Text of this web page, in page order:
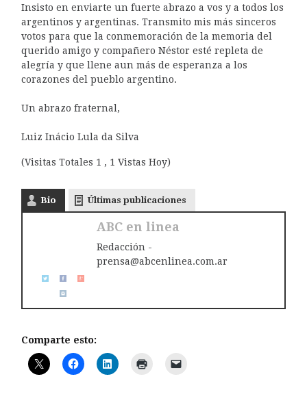
Insisto en enviarte un fuerte abrazo a vos y a todos los
argentinos y argentinas. Transmito mis más sinceros
votos para que la conmemoración de la memoria del
querido amigo y compañero Néstor esté repleta de
alegría y que llene aun más de esperanza a los
corazones del pueblo argentino.
Un abrazo fraternal,
Luiz Inácio Lula da Silva
(Visitas Totales 1 , 1 Vistas Hoy)
Bio Últimas publicaciones
ABC en linea
Redacción -
prensa@abcenlinea.com.ar
Comparte esto: